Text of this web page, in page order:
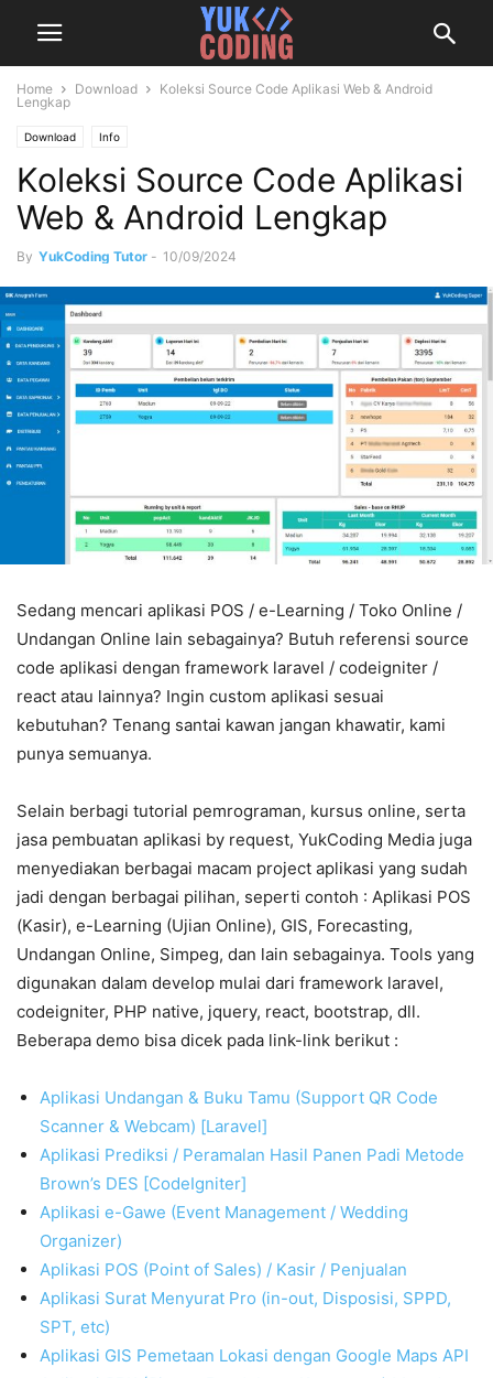
Home Download
Koleksi Source Code Aplikasi Web & Android
Lengkap
Download Info
Koleksi Source Code Aplikasi
Web & Android Lengkap
By YukCoding Tutor - 10/09/2024
Sedang mencari aplikasi POS / e-Learning / Toko Online /
Undangan Online lain sebagainya? Butuh referensi source
code aplikasi dengan framework laravel / codeigniter /
react atau lainnya? Ingin custom aplikasi sesuai
kebutuhan? Tenang santai kawan jangan khawatir, kami
punya semuanya.
Selain berbagi tutorial pemrograman, kursus online, serta
jasa pembuatan aplikasi by request, YukCoding Media juga
menyediakan berbagai macam project aplikasi yang sudah
jadi dengan berbagai pilihan, seperti contoh : Aplikasi POS
(Kasir), e-Learning (Ujian Online), GIS, Forecasting,
Undangan Online, Simpeg, dan lain sebagainya. Tools yang
digunakan dalam develop mulai dari framework laravel,
codeigniter, PHP native, jquery, react, bootstrap, dll.
Beberapa demo bisa dicek pada link-link berikut :
Aplikasi Undangan & Buku Tamu (Support QR Code
Scanner & Webcam) [Laravel]
Aplikasi Prediksi / Peramalan Hasil Panen Padi Metode
Brown’s DES [CodeIgniter]
Aplikasi e-Gawe (Event Management / Wedding
Organizer)
Aplikasi POS (Point of Sales) / Kasir / Penjualan
Aplikasi Surat Menyurat Pro (in-out, Disposisi, SPPD,
SPT, etc)
Aplikasi GIS Pemetaan Lokasi dengan Google Maps API